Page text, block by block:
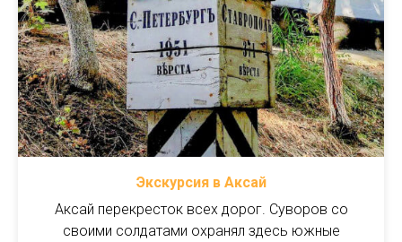
Экскурсия в Аксай
Аксай перекресток всех дорог. Суворов со
своими солдатами охранял здесь южные